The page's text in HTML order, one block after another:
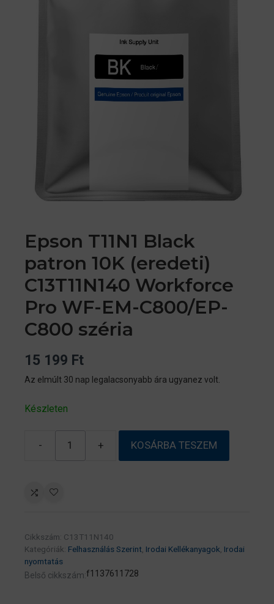
Epson T11N1 Black
patron 10K (eredeti)
C13T11N140 Workforce
Pro WF-EM-C800/EP-
C800 széria
15 199 Ft
Az elmúlt 30 nap legalacsonyabb ára ugyanez volt.
Készleten
-
Epson
C13T11N140
Pro
+ KOSÁRBA TESZEM
Cikkszám: C13T11N140
Kategóriák: Felhasználás Szerint Irodai Kellékanyagok Irodai
nyomtatás
Belső cikkszám:f1137611728